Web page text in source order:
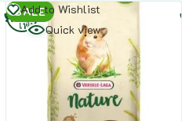
SALE
Add to Wishlist
Quick view
อ่าน
เพิ่ม